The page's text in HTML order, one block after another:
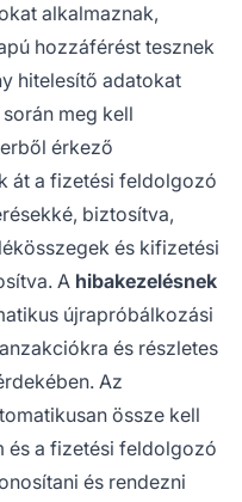
alkalmaznak,
hozzáférést tesznek
hitelesítő adatokat
során meg kell
érkező
át a fizetési feldolgozó
biztosítva,
és kifizetési
A hibakezelésnek
újrapróbálkozási
és részletes
Az
össze kell
és a fizetési feldolgozó
és rendezni